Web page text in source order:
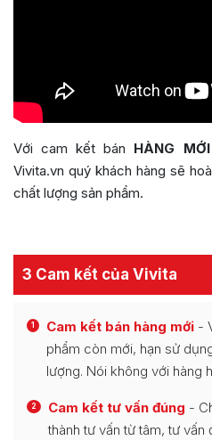
Với cam kết bán HÀNG
Vivita.vn quý khách hàng sẽ
chất lượng sản phẩm.
3 Cam kết của Vivita
1 Cam kết bán hàng mới -
phẩm còn mới, hạn sử
lượng. Nói không với hàng
2 Cam kết tư vấn đúng -
thành tư vấn từ tâm, tư vấn